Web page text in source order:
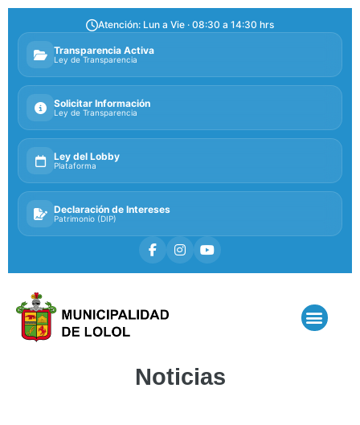
Atención: Lun a Vie · 08:30 a 14:30 hrs
Transparencia Activa
Ley de Transparencia
Solicitar Información
Ley de Transparencia
Ley del Lobby
Plataforma
Declaración de Intereses
Patrimonio (DIP)
Noticias